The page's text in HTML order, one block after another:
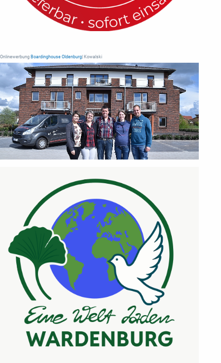
Onlinewerbung Boardinghouse Oldenburg | Kowalski